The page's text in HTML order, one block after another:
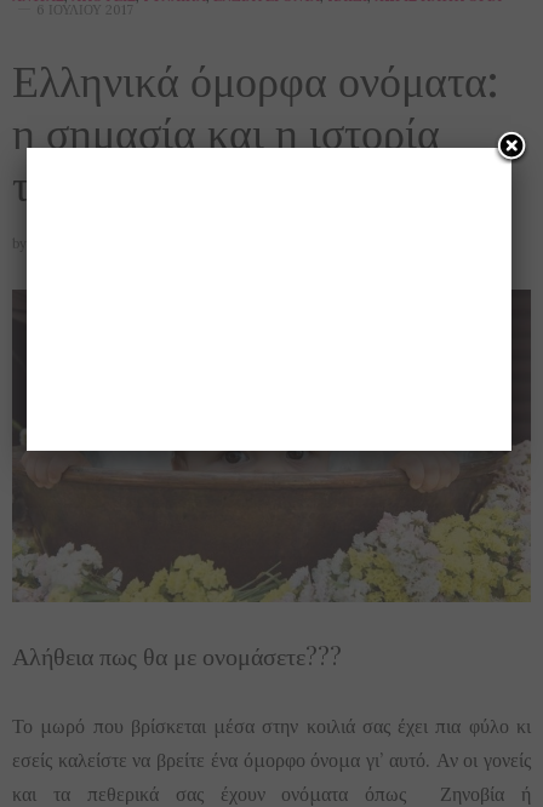
6 ΙΟΥΛΊΟΥ 2017
Ελληνικά όμορφα ονόματα:
η σημασία και η ιστορία
τους!!
Αλήθεια πως θα με ονομάσετε???
Το μωρό που βρίσκεται μέσα στην κοιλιά σας έχει πια φύλο κι
εσείς καλείστε να βρείτε ένα όμορφο όνομα γι’ αυτό. Αν οι γονείς
και τα πεθερικά σας έχουν ονόματα όπως Ζηνοβία ή